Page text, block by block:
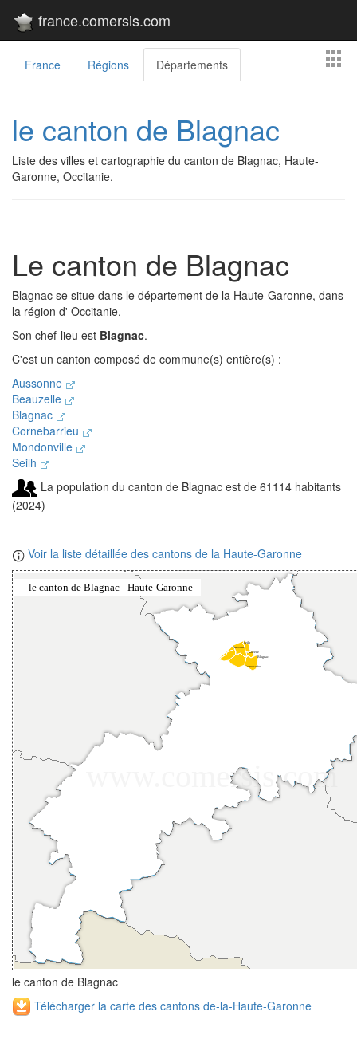
france.comersis.com
France Régions Départements
le canton de Blagnac
Liste des villes et cartographie du canton de Blagnac, Haute-
Garonne, Occitanie.
Le canton de Blagnac
Blagnac se situe dans le département de la Haute-Garonne, dans
la région d' Occitanie.
Son chef-lieu est Blagnac.
C'est un canton composé de commune(s) entière(s) :
Aussonne
Beauzelle
Blagnac
Cornebarrieu
Mondonville
Seilh
La population du canton de Blagnac est de 61114 habitants
(2024)
Voir la liste détaillée des cantons de la Haute-Garonne
le canton de Blagnac
Télécharger la carte des cantons de-la-Haute-Garonne